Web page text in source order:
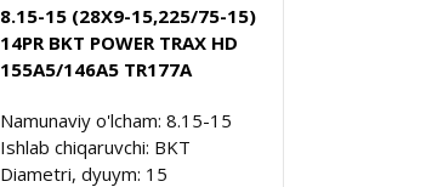
8.15-15 (28X9-15,225/75-15)
14PR BKT POWER TRAX HD
155A5/146A5 TR177A
Namunaviy o'lcham: 8.15-15
Ishlab chiqaruvchi: BKT
Diametri, dyuym: 15